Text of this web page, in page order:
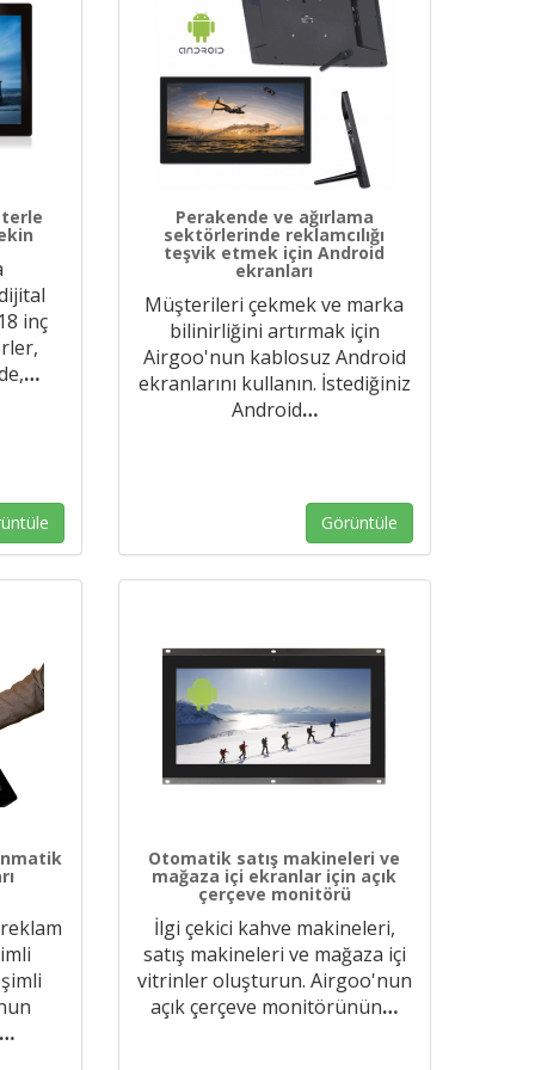
inç
…
Perakende ve ağırlama
sektörlerinde reklamcılığı
teşvik etmek için Android
ekranları
Müşterileri çekmek ve marka
bilinirliğini artırmak için
Airgoo'nun kablosuz Android
ekranlarını kullanın. İstediğiniz
Android…
Görüntüle
…
Otomatik satış makineleri ve
mağaza içi ekranlar için açık
çerçeve monitörü
İlgi çekici kahve makineleri,
satış makineleri ve mağaza içi
vitrinler oluşturun. Airgoo'nun
açık çerçeve monitörünün…